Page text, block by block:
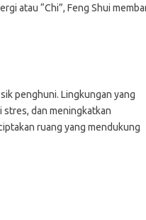
atau “Chi”, Feng Shui
penghuni. Lingkungan yang
dan meningkatkan
ruang yang mendukung